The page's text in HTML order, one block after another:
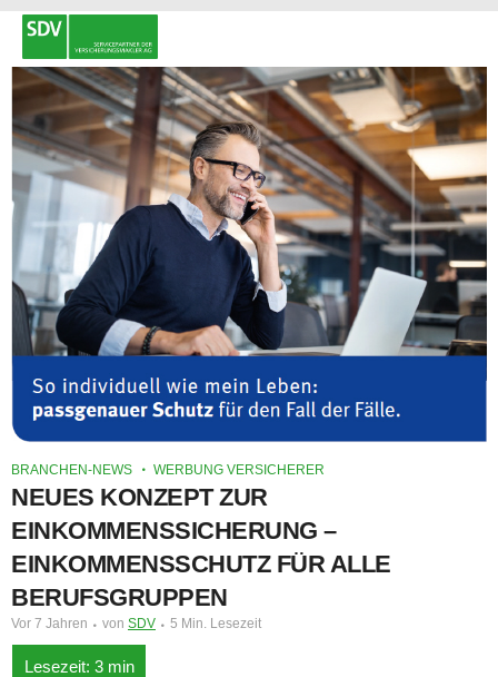
BRANCHEN-NEWS WERBUNG VERSICHERER
NEUES KONZEPT ZUR
EINKOMMENSSICHERUNG –
EINKOMMENSSCHUTZ FÜR ALLE
BERUFSGRUPPEN
Vor 7 Jahren von SDV 5 Min. Lesezeit